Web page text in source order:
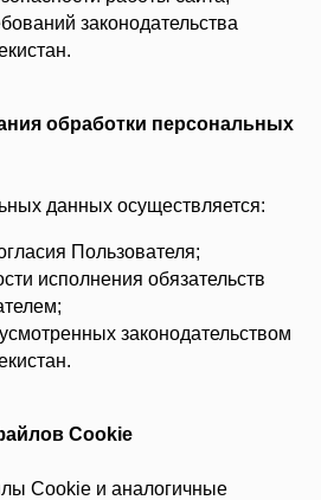
законодательства
обработки персональных
данных осуществляется:
Пользователя;
исполнения обязательств
законодательством
Cookie
Cookie и аналогичные